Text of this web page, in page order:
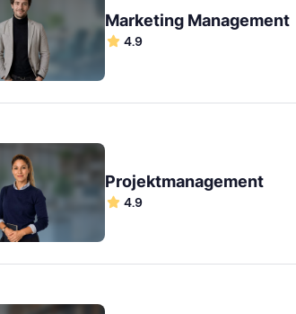
Marketing Management
4.9
Projektmanagement
4.9